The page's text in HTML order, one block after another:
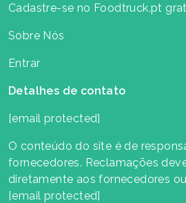
Cadastre-se no Foodtruck.pt
Sobre Nós
Entrar
Detalhes de contato
[email protected]
O conteúdo do site é de
fornecedores. Reclamações
diretamente aos fornecedores
[email protected]